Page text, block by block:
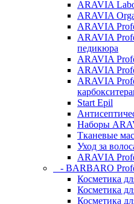
ARAVIA
ARAVIA
ARAVIA
ARAVIA
педикюра
ARAVIA
ARAVIA
ARAVIA
Start Epil
Наборы
Тканевые
Уход за
ARAVIA
- BARBARO
Косметика
Косметика
Косметика